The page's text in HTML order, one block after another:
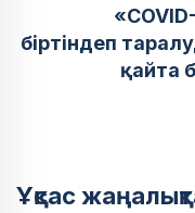
біртіндеп
қайта
Ұқсас